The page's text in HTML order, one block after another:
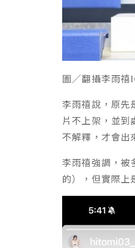
圖／翻攝李雨禧
李雨禧說，原先
片不上架，並
不解釋，才會出
李雨禧強調，被
的），但實際上